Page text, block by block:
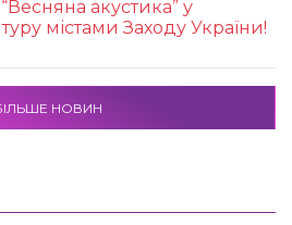
акустика” у
містами Заходу України!
НОВИН